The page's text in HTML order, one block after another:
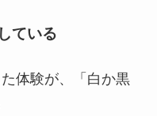
ている
体験が、「白か黒